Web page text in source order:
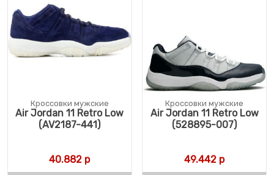
Кроссовки мужские
Air Jordan 11 Retro Low
(AV2187-441)
40.882 р
Кроссовки мужские
Air Jordan 11 Retro Low
(528895-007)
49.442 р